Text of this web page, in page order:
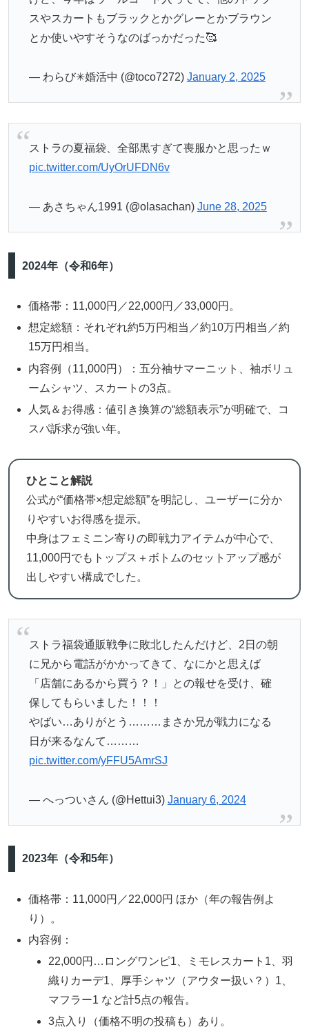
スやスカートもブラックとかグレーとかブラウン
とか使いやすそうなのばっかだった🥰
— わらび✳︎婚活中 (@toco7272) January 2, 2025
ストラの夏福袋、全部黒すぎて喪服かと思ったｗ
pic.twitter.com/UyOrUFDN6v
— あさちゃん1991 (@olasachan) June 28, 2025
2024年（令和6年）
価格帯：11,000円／22,000円／33,000円。
想定総額：それぞれ約5万円相当／約10万円相当／約
15万円相当。
内容例（11,000円）：五分袖サマーニット、袖ボリュ
ームシャツ、スカートの3点。
人気＆お得感：値引き換算の“総額表示”が明確で、コ
スパ訴求が強い年。
ひとこと解説
公式が“価格帯×想定総額”を明記し、ユーザーに分か
りやすいお得感を提示。
中身はフェミニン寄りの即戦力アイテムが中心で、
11,000円でもトップス＋ボトムのセットアップ感が
出しやすい構成でした。
ストラ福袋通販戦争に敗北したんだけど、2日の朝
に兄から電話がかかってきて、なにかと思えば
「店舗にあるから買う？！」との報せを受け、確
保してもらいました！！！
やばい…ありがとう………まさか兄が戦力になる
日が来るなんて………
pic.twitter.com/yFFU5AmrSJ
— へっついさん (@Hettui3) January 6, 2024
2023年（令和5年）
価格帯：11,000円／22,000円 ほか（年の報告例よ
り）。
内容例：
22,000円…ロングワンピ1、ミモレスカート1、羽
織りカーデ1、厚手シャツ（アウター扱い？）1、
マフラー1 など計5点の報告。
3点入り（価格不明の投稿も）あり。